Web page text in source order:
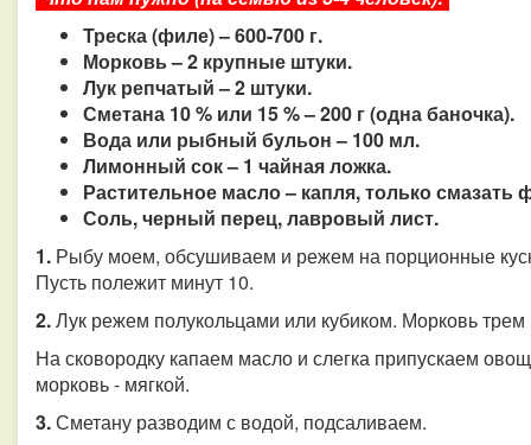
Треска (филе) – 600-700 г.
Морковь – 2 крупные штуки.
Лук репчатый – 2 штуки.
Сметана 10 % или 15 % – 200 г (одна баночка).
Вода или рыбный бульон – 100 мл.
Лимонный сок – 1 чайная ложка.
Растительное масло – капля, только
Соль, черный перец, лавровый лист.
1. Рыбу моем, обсушиваем и режем на порционные
Пусть полежит минут 10.
2.Лук режем полукольцами или кубиком. Морковь трем
На сковородку капаем масло и слегка припускаем
морковь - мягкой.
3.Сметану разводим с водой, подсаливаем.